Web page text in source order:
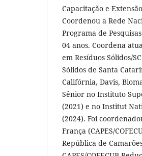
Capacitação e
Coordenou a Rede
Programa de
04 anos. Coordena
em Resíduos Sólidos/
Sólidos de Santa
Califórnia, Davis,
Sênior no Instituto
(2021) e no Institut
(2024). Foi
França (CAPES/
República de